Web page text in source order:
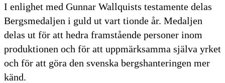
I enlighet med Gunnar Wallquists testamente delas
Bergsmedaljen i guld ut vart tionde år. Medaljen
delas ut för att hedra framstående personer inom
produktionen och för att uppmärksamma själva yrket
och för att göra den svenska bergshanteringen mer
känd.